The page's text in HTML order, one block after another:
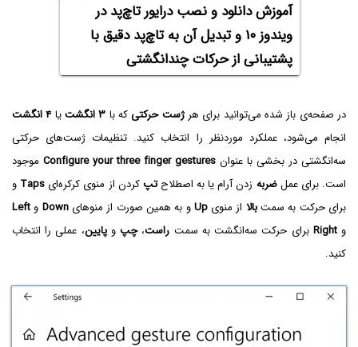
آموزش دانلود و نصب درایور تاچ‌پد در
ویندوز ۱۰ و تبدیل آن به تاچ‌پد دقیق با
پشتیبانی از حرکات چندانگشتی
در صفحه‌ی باز شده می‌توانید برای هرژست حرکتیکه با ۳ انگشت یا۴ انگشت
انجام می‌شود، عملکرد موردنظر را انتخاب کنید. تنظیمات ژست‌های حرکتی
سه‌انگشتی در بخشی با عنوان Configure your three finger gestures موجود
است. برای عملضربه زدن آرام یا به اصطلاحتپکردن از منوی کرکره‌ای Taps و
برای حرکت به سمتبالا از منویUpو به همین صورت از منوهایDown و Left
وRight برای حرکت سه‌انگشت به سمت راست،چپوپایین، عملی را انتخاب
کنید.